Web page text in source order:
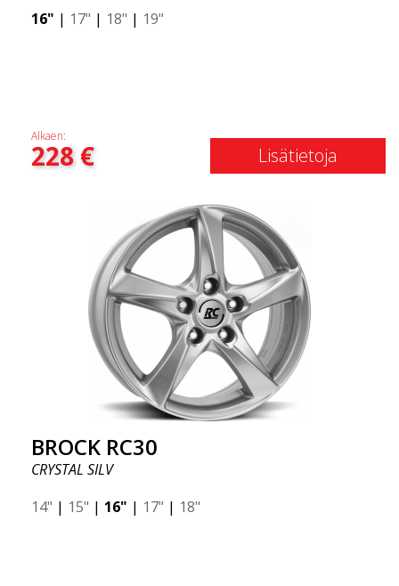
16" | 17" | 18" | 19"
Alkaen:
228€ Lisätietoja
BROCK RC30
CRYSTAL SILV
14" | 15" | 16" | 17" | 18"